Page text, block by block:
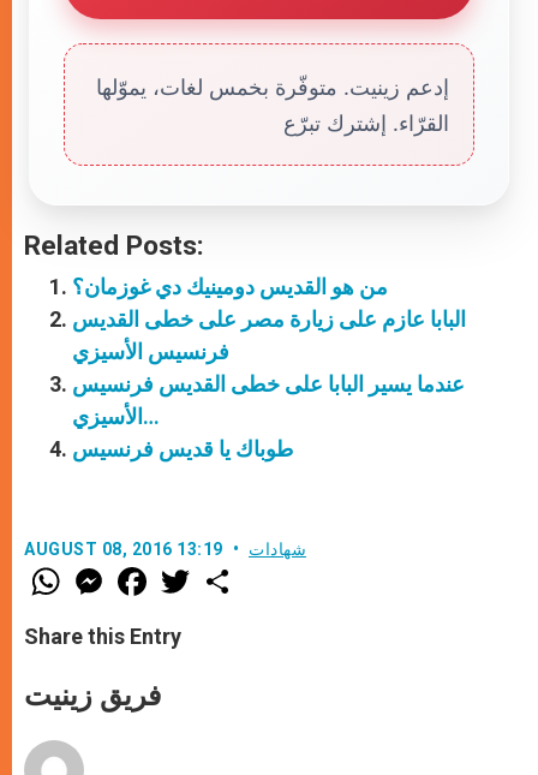
إدعم زينيت. متوفّرة بخمس لغات، يموّلها
القرّاء. إشترك تبرّع
Related Posts:
من هو القديس دومينيك دي غوزمان؟
البابا عازم على زيارة مصر على خطى القديس
فرنسيس الأسيزي
عندما يسير البابا على خطى القديس فرنسيس
الأسيزي…
طوباك يا قديس فرنسيس
AUGUST 08, 2016 13:19 شهادات
W
h
t
s
p
p
M
e
s
e
g
e
F
a
e
b
o
k
w
Share this Entry
فريق زينيت